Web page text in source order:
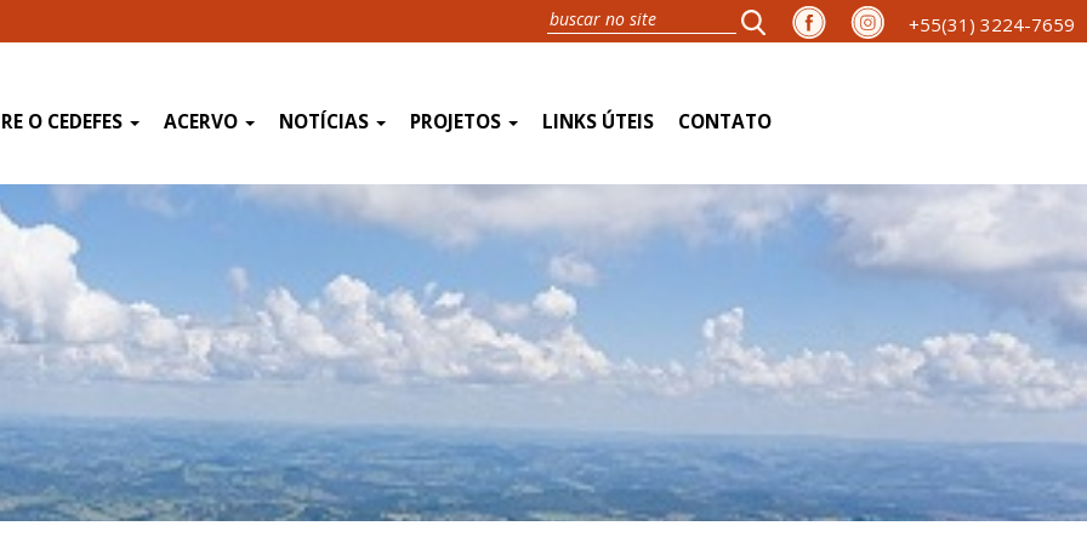
+55(31) 3224-7659
O CEDEFES ACERVO NOTÍCIAS PROJETOS LINKS ÚTEIS CONTATO